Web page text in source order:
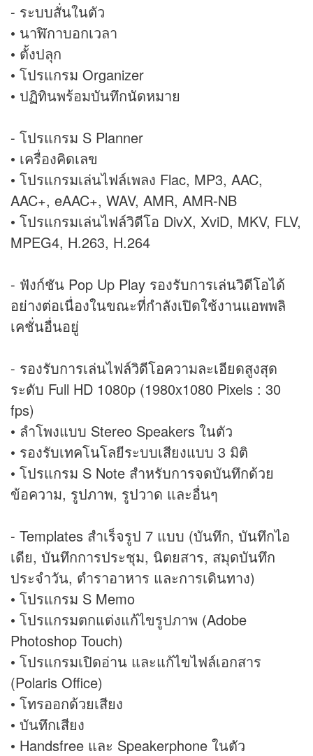
- ระบบสั่นในตัว
• นาฬิกาบอกเวลา
• ตั้งปลุก
• โปรแกรม Organizer
• ปฏิทินพร้อมบันทึกนัดหมาย
- โปรแกรม S Planner
• เครื่องคิดเลข
• โปรแกรมเล่นไฟล์เพลง Flac, MP3, AAC,
AAC+, eAAC+, WAV, AMR, AMR-NB
• โปรแกรมเล่นไฟล์วิดีโอ DivX, XviD, MKV, FLV,
MPEG4, H.263, H.264
- ฟังก์ชัน Pop Up Play รองรับการเล่นวิดีโอได้
อย่างต่อเนื่องในขณะที่กำลังเปิดใช้งานแอพพลิ
เคชั่นอื่นอยู่
- รองรับการเล่นไฟล์วิดีโอความละเอียดสูงสุด
ระดับ Full HD 1080p (1980x1080 Pixels : 30
fps)
• ลำโพงแบบ Stereo Speakers ในตัว
• รองรับเทคโนโลยีระบบเสียงแบบ 3 มิติ
• โปรแกรม S Note สำหรับการจดบันทึกด้วย
ข้อความ, รูปภาพ, รูปวาด และอื่นๆ
- Templates สำเร็จรูป 7 แบบ (บันทึก, บันทึกไอ
เดีย, บันทึกการประชุม, นิตยสาร, สมุดบันทึก
ประจำวัน, ตำราอาหาร และการเดินทาง)
• โปรแกรม S Memo
• โปรแกรมตกแต่งแก้ไขรูปภาพ (Adobe
Photoshop Touch)
• โปรแกรมเปิดอ่าน และแก้ไขไฟล์เอกสาร
(Polaris Office)
• โทรออกด้วยเสียง
• บันทึกเสียง
• Handsfree และ Speakerphone ในตัว